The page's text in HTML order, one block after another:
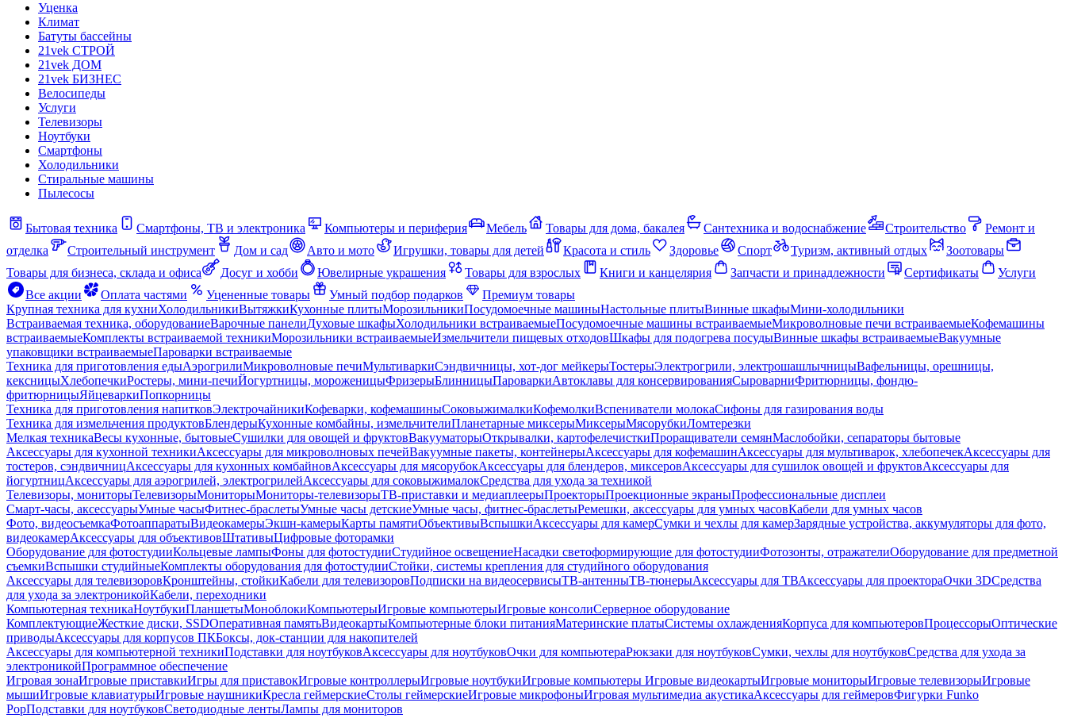
Уценка
Климат
Батуты бассейны
21vek СТРОЙ
21vek ДОМ
21vek БИЗНЕС
Велосипеды
Услуги
Телевизоры
Ноутбуки
Смартфоны
Холодильники
Стиральные машины
Пылесосы
Бытовая техника Смартфоны, ТВ и электроника Компьютеры и периферия Мебель Товары для дома, бакалея Сантехника и водоснабжение Строительство
Ремонт и
отделка
Строительный инструмент Дом и сад Авто и мото Игрушки, товары для детей Красота и стиль Здоровье Спорт Туризм, активный отдых
Зоотовары
Товары для бизнеса, склада и офиса
Досуг и хобби Ювелирные украшения Товары для взрослых Книги и канцелярия Запчасти и принадлежности Сертификаты
Услуги
Все акции
Оплата частями Уцененные товары Умный подбор подарков
Премиум товары
Крупная техника для кухниХолодильникиВытяжкиКухонные плитыМорозильникиПосудомоечные машиныНастольные плитыВинные шкафыМини-холодильники
Встраиваемая техника, оборудованиеВарочные панелиДуховые шкафыХолодильники встраиваемыеПосудомоечные машины встраиваемыеМикроволновые печи встраиваемыеКофемашины
встраиваемыеКомплекты встраиваемой техникиМорозильники встраиваемыеИзмельчители пищевых отходовШкафы для подогрева посудыВинные шкафы встраиваемыеВакуумные
упаковщики встраиваемыеПароварки встраиваемые
Техника для приготовления едыАэрогрилиМикроволновые печиМультиваркиСэндвичницы, хот-дог мейкерыТостерыЭлектрогрили, электрошашлычницыВафельницы, орешницы,
кексницыХлебопечкиРостеры, мини-печиЙогуртницы, мороженицыФризерыБлинницыПароваркиАвтоклавы для консервированияСыроварниФритюрницы, фондю-
фритюрницыЯйцеваркиПопкорницы
Техника для приготовления напитковЭлектрочайникиКофеварки, кофемашиныСоковыжималкиКофемолкиВспениватели молокаСифоны для газирования воды
Техника для измельчения продуктовБлендерыКухонные комбайны, измельчителиПланетарные миксерыМиксерыМясорубкиЛомтерезки
Мелкая техникаВесы кухонные, бытовыеСушилки для овощей и фруктовВакууматорыОткрывалки, картофелечисткиПроращиватели семянМаслобойки, сепараторы бытовые
Аксессуары для кухонной техникиАксессуары для микроволновых печейВакуумные пакеты, контейнерыАксессуары для кофемашинАксессуары для мультиварок, хлебопечекАксессуары для
тостеров, сэндвичницАксессуары для кухонных комбайновАксессуары для мясорубокАксессуары для блендеров, миксеровАксессуары для сушилок овощей и фруктовАксессуары для
йогуртницАксессуары для аэрогрилей, электрогрилейАксессуары для соковыжималокСредства для ухода за техникой
Телевизоры, мониторыТелевизорыМониторыМониторы-телевизорыТВ-приставки и медиаплеерыПроекторыПроекционные экраныПрофессиональные дисплеи
Смарт-часы, аксессуарыУмные часыФитнес-браслетыУмные часы детскиеУмные часы, фитнес-браслетыРемешки, аксессуары для умных часовКабели для умных часов
Фото, видеосъемкаФотоаппаратыВидеокамерыЭкшн-камерыКарты памятиОбъективыВспышкиАксессуары для камерСумки и чехлы для камерЗарядные устройства, аккумуляторы для фото,
видеокамерАксессуары для объективовШтативыЦифровые фоторамки
Оборудование для фотостудииКольцевые лампыФоны для фотостудииСтудийное освещениеНасадки светоформирующие для фотостудииФотозонты, отражателиОборудование для предметной
съемкиВспышки студийныеКомплекты оборудования для фотостудииСтойки, системы крепления для студийного оборудования
Аксессуары для телевизоровКронштейны, стойкиКабели для телевизоровПодписки на видеосервисыТВ-антенныТВ-тюнерыАксессуары для ТВАксессуары для проектораОчки 3DСредства
для ухода за электроникойКабели, переходники
Компьютерная техникаНоутбукиПланшетыМоноблокиКомпьютерыИгровые компьютерыИгровые консолиСерверное оборудование
КомплектующиеЖесткие диски, SSDОперативная памятьВидеокартыКомпьютерные блоки питанияМатеринские платыСистемы охлажденияКорпуса для компьютеровПроцессорыОптические
приводыАксессуары для корпусов ПКБоксы, док-станции для накопителей
Аксессуары для компьютерной техникиПодставки для ноутбуковАксессуары для ноутбуковОчки для компьютераРюкзаки для ноутбуковСумки, чехлы для ноутбуковСредства для ухода за
электроникойПрограммное обеспечение
Игровая зонаИгровые приставкиИгры для приставокИгровые контроллерыИгровые ноутбукиИгровые компьютеры Игровые видеокартыИгровые мониторыИгровые телевизорыИгровые
мышиИгровые клавиатурыИгровые наушникиКресла геймерскиеСтолы геймерскиеИгровые микрофоныИгровая мультимедиа акустикаАксессуары для геймеровФигурки Funko
PopПодставки для ноутбуковСветодиодные лентыЛампы для мониторов